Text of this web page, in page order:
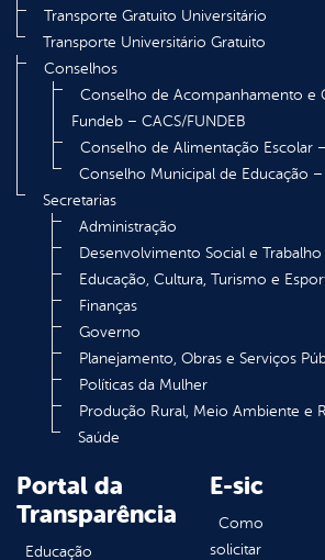
Transporte Gratuito Universitário
Transporte Universitário Gratuito
Conselhos
Conselho de Acompanhamento e
Fundeb – CACS/FUNDEB
Conselho de Alimentação Escolar
Conselho Municipal de Educação –
Secretarias
Administração
Desenvolvimento Social e Trabalho
Educação, Cultura, Turismo e
Finanças
Governo
Planejamento, Obras e Serviços
Políticas da Mulher
Produção Rural, Meio Ambiente e
Saúde
Portal da
Transparência
Educação
E-sic
Como
solicitar